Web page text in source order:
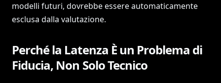
modelli futuri, dovrebbe essere automaticamente
esclusa dalla valutazione.
Perché la Latenza È un Problema di
Fiducia, Non Solo Tecnico